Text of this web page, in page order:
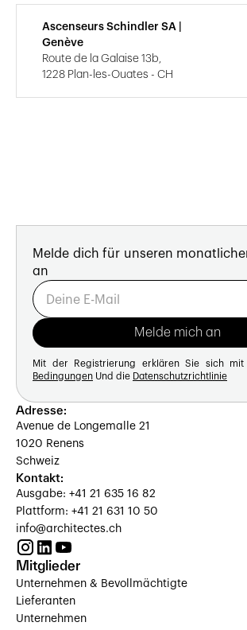
Ascenseurs Schindler SA |
Genève
Route de la Galaise 13b,
1228 Plan-les-Ouates - CH
Melde dich für unseren
an
Mit der Registrierung erklären Sie sich
Bedingungen Und die Datenschutzrichtlinie
Adresse:
Avenue de Longemalle 21
1020 Renens
Schweiz
Kontakt:
Ausgabe: +41 21 635 16 82
Plattform: +41 21 631 10 50
info@architectes.ch
Mitglieder
Unternehmen & Bevollmächtigte
Lieferanten
Unternehmen